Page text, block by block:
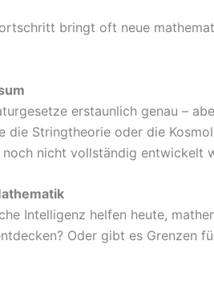
bringt oft neue
erstaunlich genau –
die Stringtheorie oder die
nicht vollständig entwickelt
Intelligenz helfen heute,
Oder gibt es Grenzen